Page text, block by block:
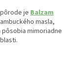
je Balzam
masla,
mimoriadne